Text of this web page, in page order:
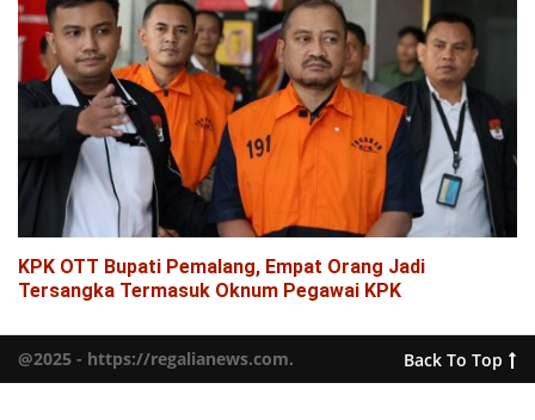
KPK OTT Bupati Pemalang, Empat Orang Jadi
Tersangka Termasuk Oknum Pegawai KPK
@2025 - https://regalianews.com. Back To Top